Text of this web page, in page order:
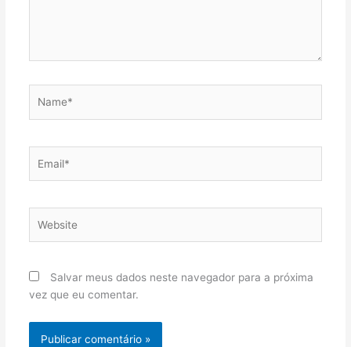
Salvar meus dados neste navegador para a próxima
vez que eu comentar.